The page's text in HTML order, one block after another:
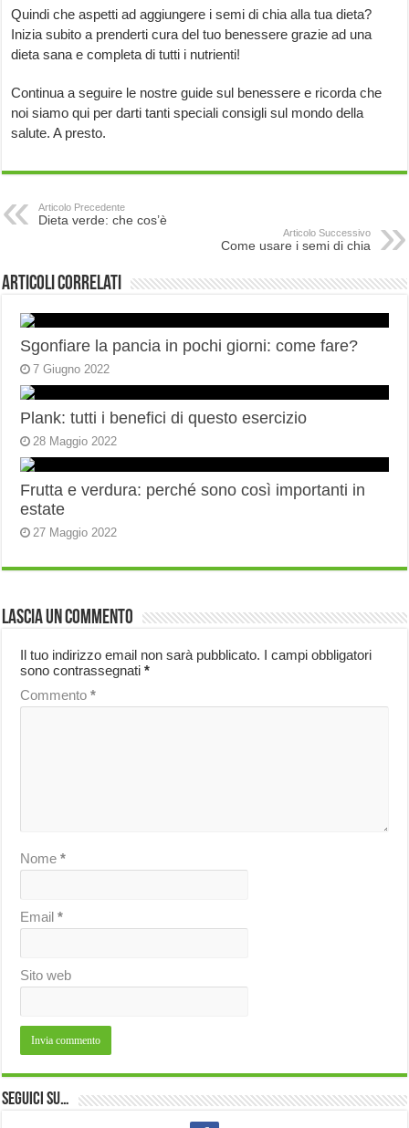
Quindi che aspetti ad aggiungere i semi di chia alla tua dieta?
Inizia subito a prenderti cura del tuo benessere grazie ad una
dieta sana e completa di tutti i nutrienti!
Continua a seguire le nostre guide sul benessere e ricorda che
noi siamo qui per darti tanti speciali consigli sul mondo della
salute. A presto.
Articolo Precedente
Dieta verde: che cos’è
Articolo Successivo
Come usare i semi di chia
Articoli correlati
Sgonfiare la pancia in pochi giorni: come fare?
7 Giugno 2022
Plank: tutti i benefici di questo esercizio
28 Maggio 2022
Frutta e verdura: perché sono così importanti in
estate
27 Maggio 2022
Lascia un commento
Il tuo indirizzo email non sarà pubblicato. I campi obbligatori
sono contrassegnati*
Commento*
Nome*
Email*
Sito web
Seguici su…